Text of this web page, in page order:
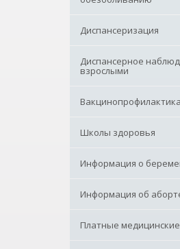
Диспансеризация
Диспансерное
взрослыми
Вакцинопрофилактика
Школы здоровья
Информация о
Информация об
Платные медицинские